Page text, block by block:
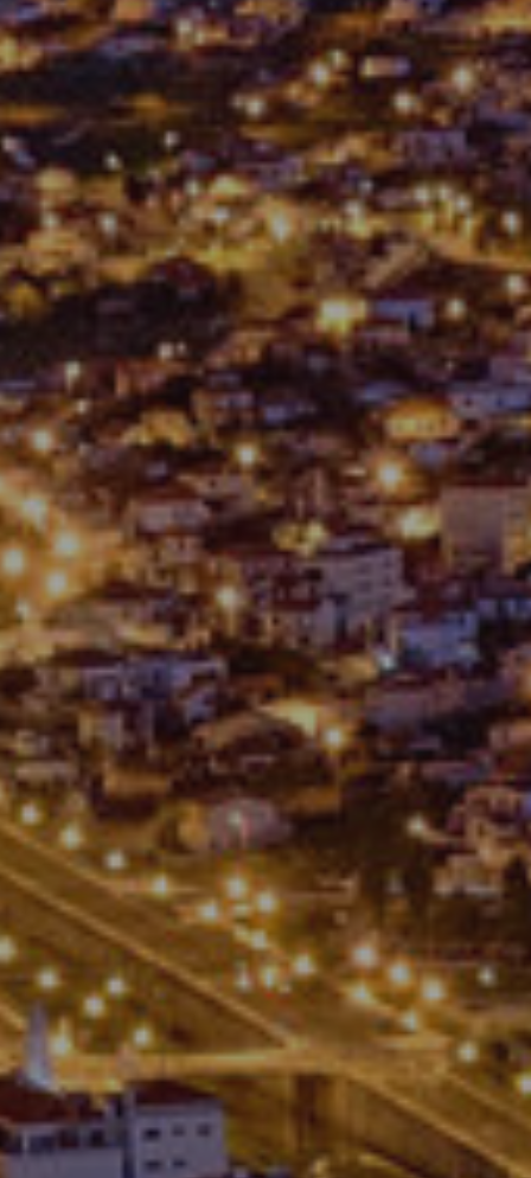
Media
Planos Diretores de Iluminação do
Concelho
EN